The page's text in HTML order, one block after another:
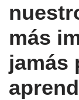
más
jamás